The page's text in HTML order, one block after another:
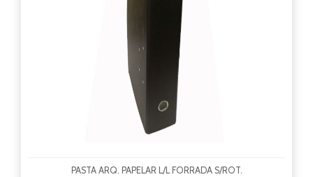
PASTA ARQ. PAPELAR L/L FORRADA S/ROT.